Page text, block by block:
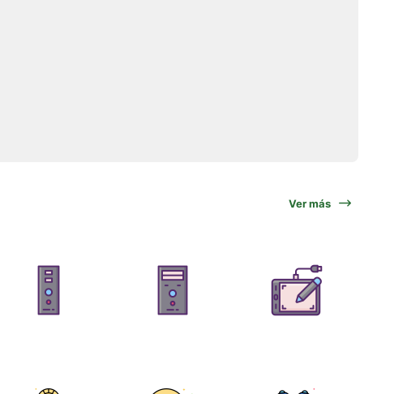
Ver más